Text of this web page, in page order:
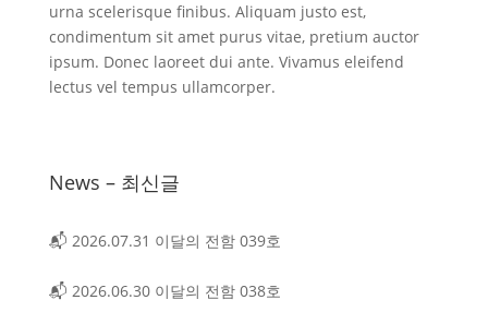
urna scelerisque finibus. Aliquam justo est,
condimentum sit amet purus vitae, pretium auctor
ipsum. Donec laoreet dui ante. Vivamus eleifend
lectus vel tempus ullamcorper.
News – 최신글
📬 2026.07.31 이달의 전함 039호
📬 2026.06.30 이달의 전함 038호